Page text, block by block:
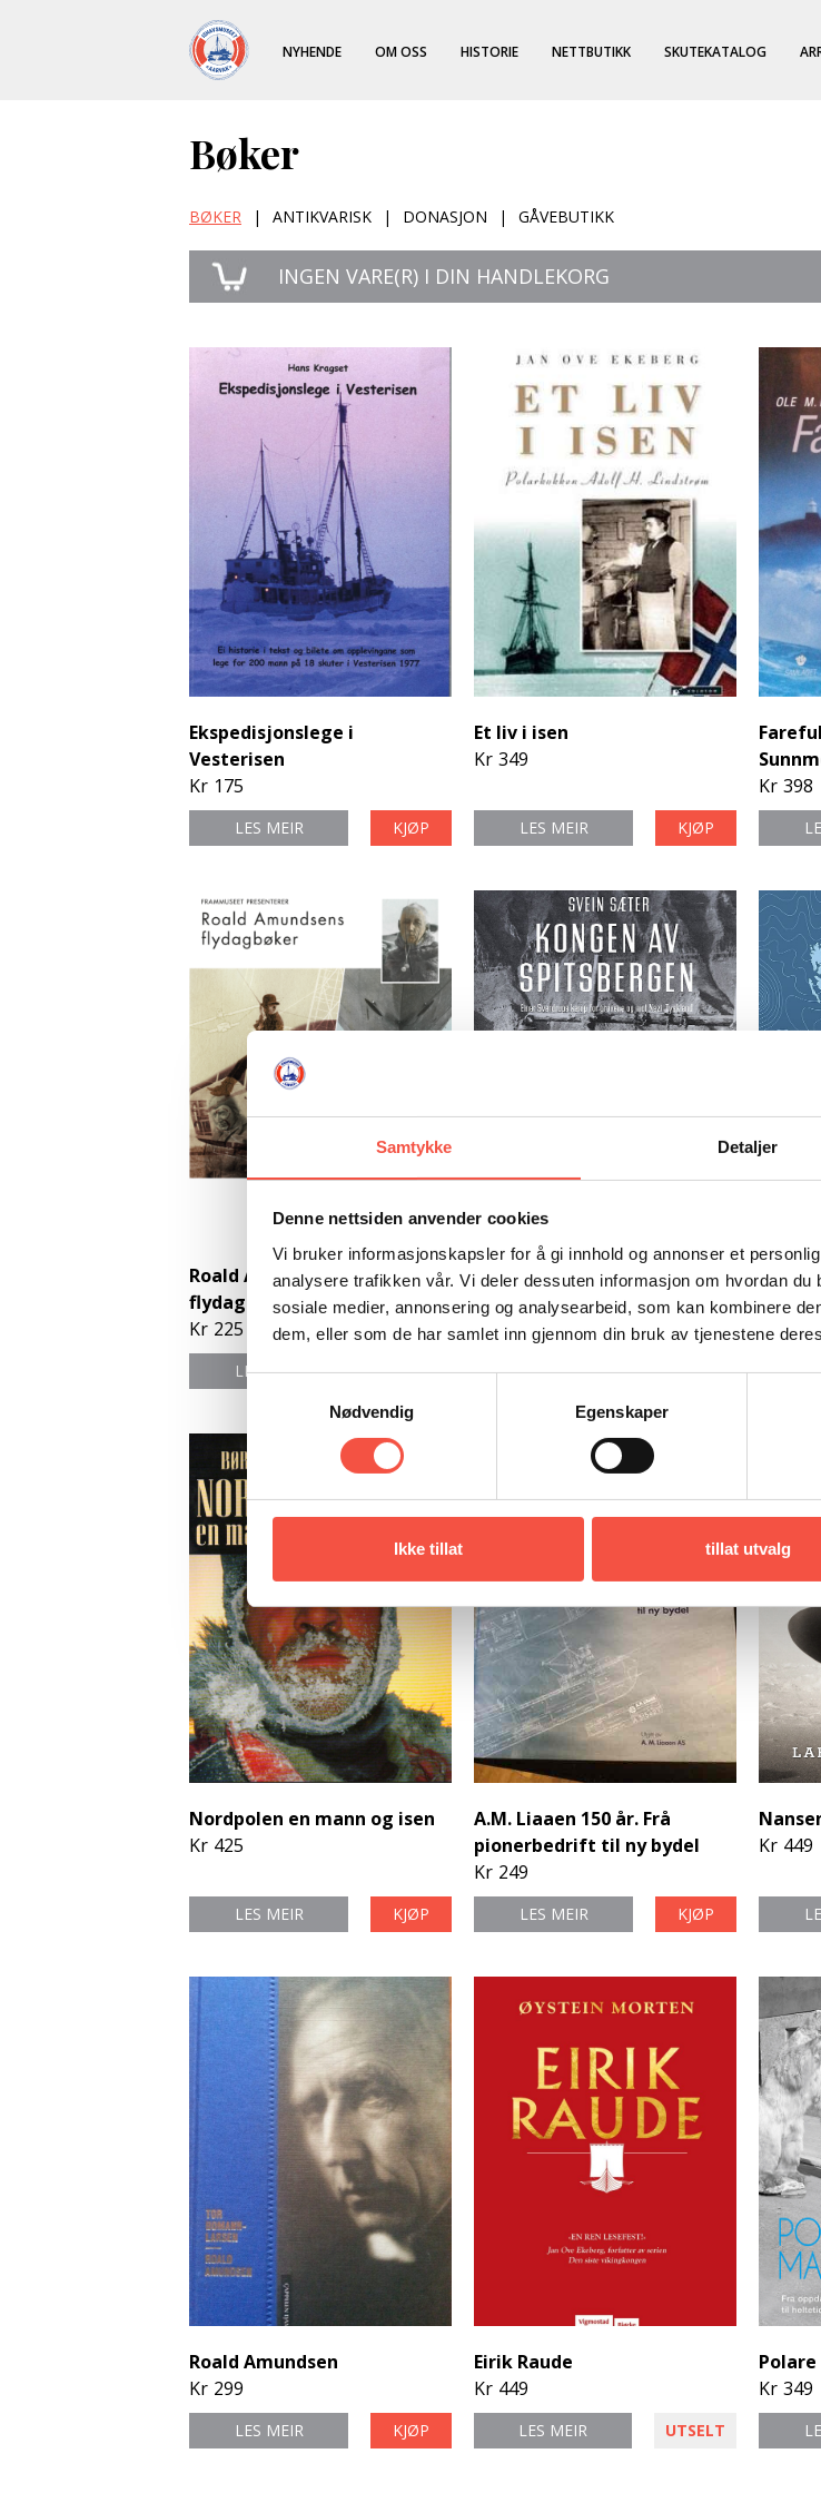
Samtykke Detaljer
Denne nettsiden anvender cookies
Vi bruker informasjonskapsler for å gi innhold og annonser et
analysere trafikken vår. Vi deler dessuten informasjon om hvordan
sosiale medier, annonsering og analysearbeid, som kan kombinere
dem, eller som de har samlet inn gjennom din bruk av tjenestene
Samtykkevalg
Nødvendig
Egenskaper
Ikke tillat tillat utvalg
NYHENDE OM OSS HISTORIE NETTBUTIKK SKUTEKATALOG
Bøker
BØKER | ANTIKVARISK | DONASJON | GÅVEBUTIKK
INGEN VARE(R) I DIN HANDLEKORG
Ekspedisjonslege i
Vesterisen
Kr 175
LES MEIR KJØP
Et liv i isen
Kr 349
LES MEIR KJØP
Kr 398
Roald Amundsens
flydagbøker.
Kr 225
LES MEIR KJØP
Kongen av Spitsbergen
Kr 399
LES MEIR KJØP
et
Kr 699
Nordpolen en mann og isen
Kr 425
LES MEIR KJØP
A.M. Liaaen 150 år. Frå
pionerbedrift til ny bydel
Kr 249
LES MEIR KJØP
Kr 449
Roald Amundsen
Kr 299
LES MEIR KJØP
Eirik Raude
Kr 449
LES MEIR UTSELT
Kr 349